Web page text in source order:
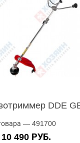
DDE
— 491700
10 490 РУБ.